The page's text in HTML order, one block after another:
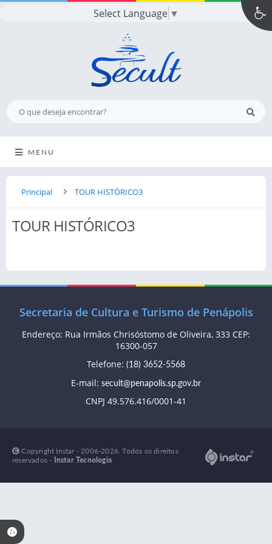
Select Language ▼
MENU
Principal TOUR HISTÓRICO3
TOUR HISTÓRICO3
Secretaria de Cultura e Turismo de Penápolis
Endereço: Rua Irmãos Chrisóstomo de Oliveira, 333 CEP:
16300-057
Telefone: (18) 3652-5568
E-mail: secult@penapolis.sp.gov.br
CNPJ 49.576.416/0001-41
Copyright Instar - 2006-2026. Todos os direitos
reservados - Instar Tecnologia